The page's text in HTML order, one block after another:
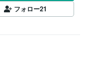
フォロー21